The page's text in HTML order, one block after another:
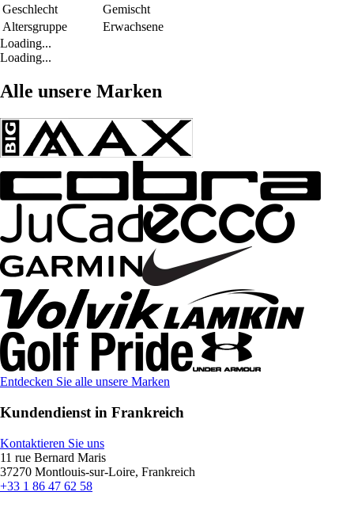
Geschlecht
Gemischt
Altersgruppe
Erwachsene
Loading...
Loading...
Alle unsere Marken
Entdecken Sie alle unsere Marken
Kundendienst in Frankreich
Kontaktieren Sie uns
11 rue Bernard Maris
37270 Montlouis-sur-Loire, Frankreich
+33 1 86 47 62 58